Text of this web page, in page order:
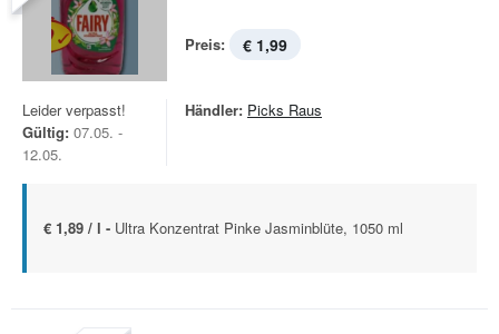
Preis: € 1,99
Leider verpasst!
Gültig: 07.05. -
12.05.
Händler: Picks Raus
€ 1,89 / l - Ultra Konzentrat Pinke Jasminblüte, 1050 ml